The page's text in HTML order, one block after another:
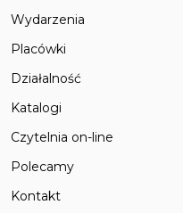
Wydarzenia
Placówki
Działalność
Katalogi
Czytelnia on-line
Polecamy
Kontakt